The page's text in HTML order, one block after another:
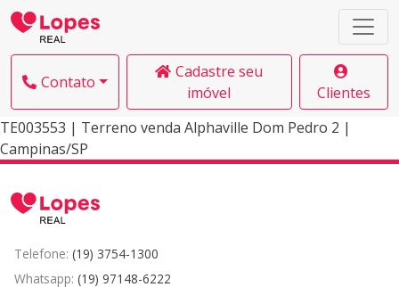
Contato
Cadastre seu
imóvel
Clientes
TE003553 | Terreno venda Alphaville Dom Pedro 2 |
Campinas/SP
Telefone: (19) 3754-1300
Whatsapp: (19) 97148-6222